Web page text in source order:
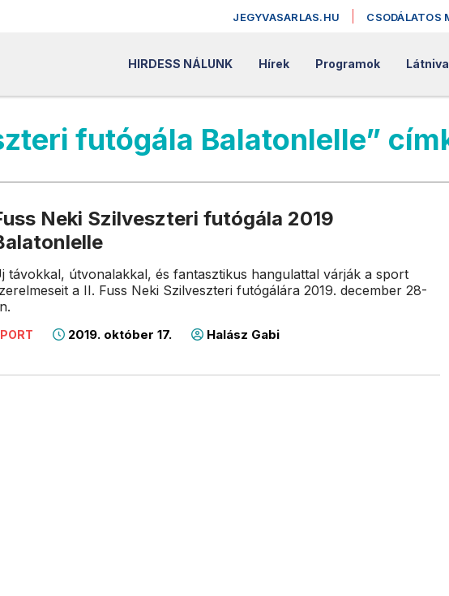
JEGYVASARLAS.HU CSODÁLATOS
HIRDESS NÁLUNK Hírek Programok
futógála Balatonlelle”
Neki Szilveszteri futógála 2019
távokkal, útvonalakkal, és fantasztikus hangulattal várják a sport
a II. Fuss Neki Szilveszteri futógálára 2019. december 28-
2019. október 17. Halász Gabi